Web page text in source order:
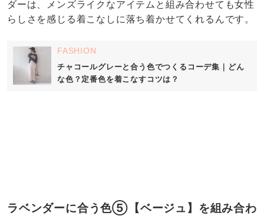
ダーは、メンズライクなアイテムと組み合わせても女性
らしさを感じる着こなしに落ち着かせてくれるんです。
FASHION
チャコールグレーと合う色でつくるコーデ集｜どん
な色？定番色を着こなすコツは？
ラベンダーに合う色⑤【ベージュ】を組み合わ